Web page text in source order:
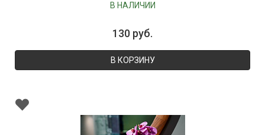
В НАЛИЧИИ
130 руб.
В КОРЗИНУ